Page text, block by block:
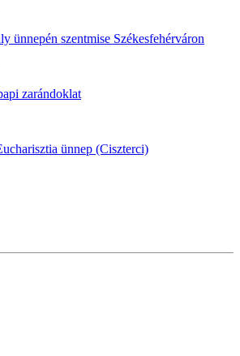
ünnepén szentmise Székesfehérváron
zarándoklat
ünnep (Ciszterci)